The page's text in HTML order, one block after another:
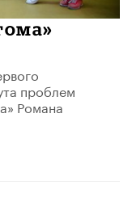
проблем
Романа